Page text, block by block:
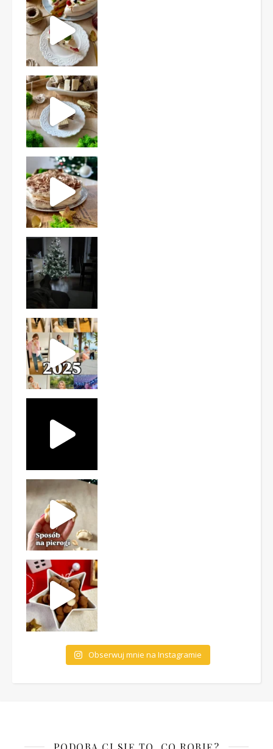
Ten deser to prawdziwy HIT PRL-u! Wafle przełożo
Obserwuj mnie na Instagramie